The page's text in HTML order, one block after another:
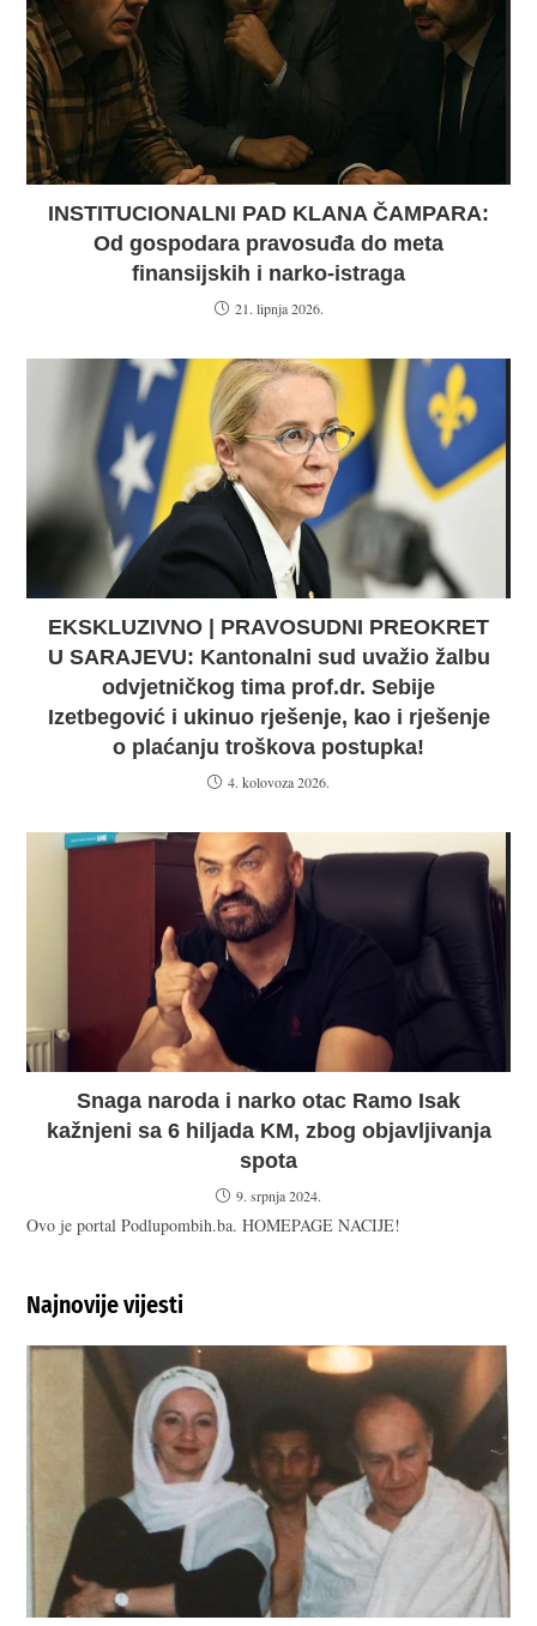
INSTITUCIONALNI PAD KLANA ČAMPARA:
Od gospodara pravosuđa do meta
finansijskih i narko-istraga
21. lipnja 2026.
EKSKLUZIVNO | PRAVOSUDNI PREOKRET
U SARAJEVU: Kantonalni sud uvažio žalbu
odvjetničkog tima prof.dr. Sebije
Izetbegović i ukinuo rješenje, kao i rješenje
o plaćanju troškova postupka!
4. kolovoza 2026.
Snaga naroda i narko otac Ramo Isak
kažnjeni sa 6 hiljada KM, zbog objavljivanja
spota
9. srpnja 2024.
Ovo je portal Podlupombih.ba. HOMEPAGE NACIJE!
Najnovije vijesti